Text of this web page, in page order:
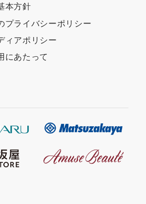
本方針
プライバシーポリシー
ィアポリシー
にあたって